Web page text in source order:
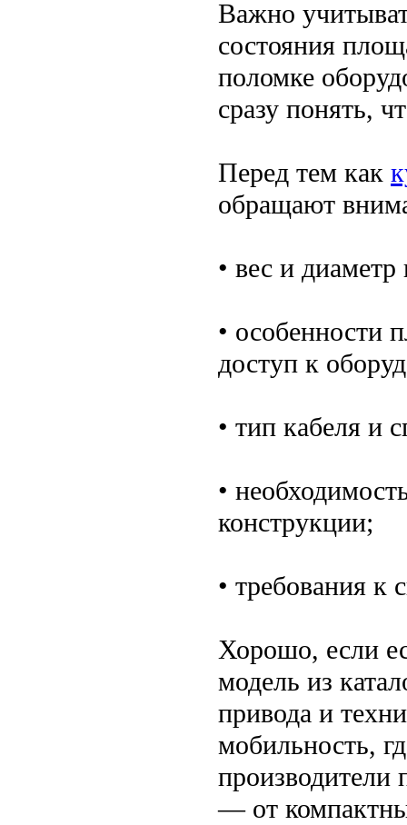
Важно
состояния
поломке
сразу понять,
Перед тем как
обращают
• вес и диаметр
• особенности
доступ к
• тип кабеля и
•
конструкции;
• требования к
Хорошо, если
модель из
привода и
мобильность,
производители
— от